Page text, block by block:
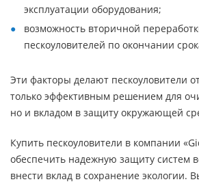
эксплуатации оборудования;
возможность вторичной
пескоуловителей по окончании
Эти факторы делают пескоуловители
только эффективным решением для
но и вкладом в защиту окружающей
Купить пескоуловители в компании
обеспечить надежную защиту систем
внести вклад в сохранение экологии.